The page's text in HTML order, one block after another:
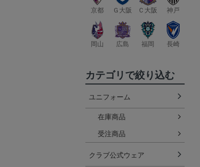
京都 Ｇ大阪 Ｃ大阪 神戸
岡山 広島 福岡 長崎
カテゴリで絞り込む
ユニフォーム
在庫商品
受注商品
クラブ公式ウェア